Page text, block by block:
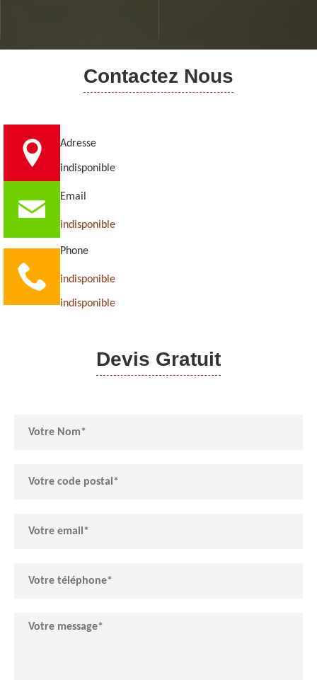
Contactez Nous
Adresse
indisponible
Email
indisponible
Phone
indisponible
indisponible
Devis Gratuit